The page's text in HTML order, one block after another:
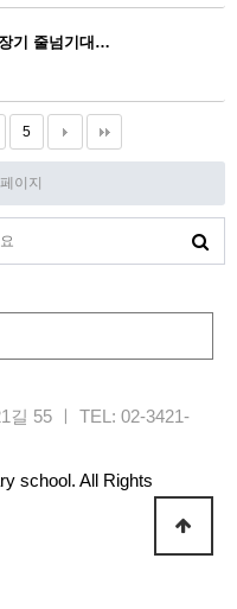
기 줄넘기대…
5
이지
길 55 ㅣ TEL: 02-3421-
school. All Rights